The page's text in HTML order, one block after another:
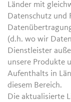
Länder mit
Datenschutz und
(d.h. wo wir
Dienstleister
unsere Produkte
Aufenthalts in
diesem Bereich.
Die aktualisierte